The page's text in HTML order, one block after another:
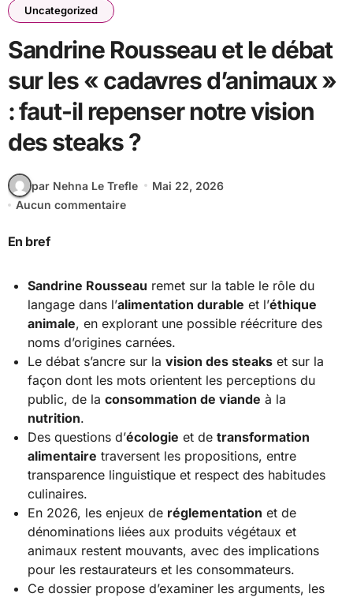
Uncategorized
Sandrine Rousseau et le débat
sur les « cadavres d’animaux »
: faut-il repenser notre vision
des steaks ?
par Nehna Le Trefle
Mai 22, 2026
Aucun commentaire
En bref
Sandrine Rousseau remet sur la table le rôle du
langage dans l’alimentation durable et l’éthique
animale, en explorant une possible réécriture des
noms d’origines carnées.
Le débat s’ancre sur lavision des steaks et sur la
façon dont les mots orientent les perceptions du
public, de laconsommation de viande à la
nutrition.
Des questions d’écologie et detransformation
alimentaire traversent les propositions, entre
transparence linguistique et respect des habitudes
culinaires.
En 2026, les enjeux de réglementation et de
dénominations liées aux produits végétaux et
animaux restent mouvants, avec des implications
pour les restaurateurs et les consommateurs.
Ce dossier propose d’examiner les arguments, les